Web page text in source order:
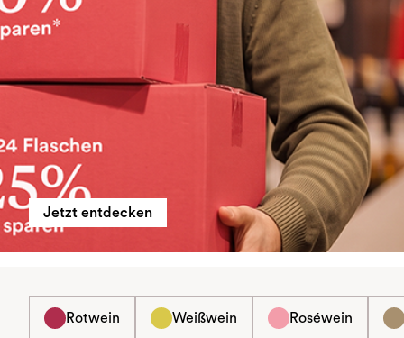
Jetzt entdecken
Rotwein Weißwein Roséwein